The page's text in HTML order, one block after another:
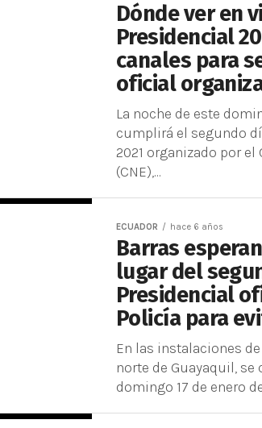
Dónde ver en
Presidencial
canales para
oficial
La noche de este
cumplirá el segundo
2021 organizado por el
(CNE),...
ECUADOR hace 6 años
Barras
lugar del
Presidencial
Policía para
En las instalaciones
norte de Guayaquil,
domingo 17 de enero